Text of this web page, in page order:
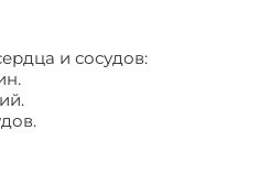
и сосудов: